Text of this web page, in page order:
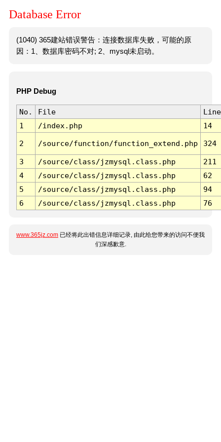
Database Error
(1040) 365建站错误警告：连接数据库失败，可能的原
因：1、数据库密码不对; 2、mysql未启动。
PHP Debug
No. File
Line
1
/index.php 14
2 /source/function/function_extend.php 324
3 /source/class/jzmysql.class.php
211
4
/source/class/jzmysql.class.php
62
5
/source/class/jzmysql.class.php
94
6
/source/class/jzmysql.class.php 76
www.365jz.com 已经将此出错信息详细记录, 由此给您带来的访问不便我
们深感歉意.